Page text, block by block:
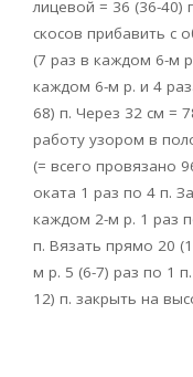
лицевой = 36 (36-40)
скосов прибавить с
(7 раз в каждом 6-м
каждом 6-м р. и 4
68) п. Через 32 см =
работу узором в
(= всего провязано
оката 1 раз по 4 п.
каждом 2-м р. 1 раз
п. Вязать прямо 20
м р. 5 (6-7) раз по 1
12) п. закрыть на